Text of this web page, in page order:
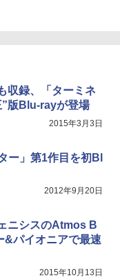
収録、「ターミネ
”版Blu-rayが登場
2015年3月3日
ー」第1作目を初Bl
2012年9月20日
ニシスのAtmos B
&パイオニアで最速
2015年10月13日